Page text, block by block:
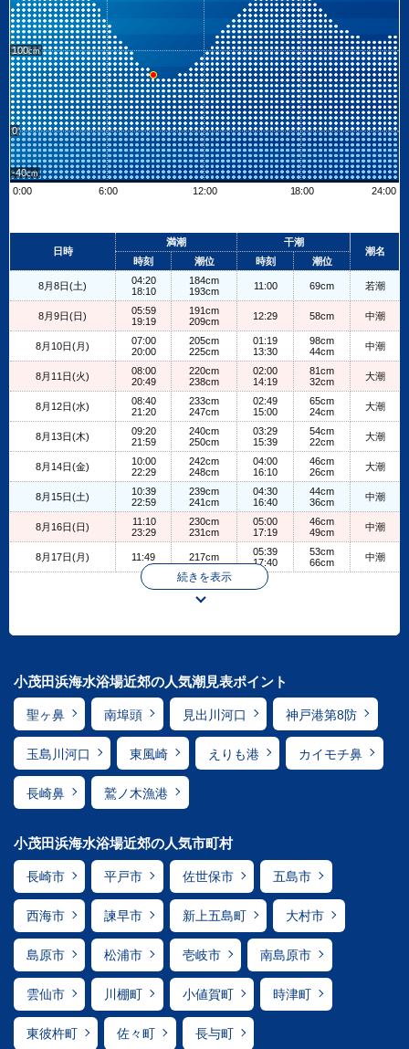
100
0
-40
0:00
6:00 12:00 18:00 24:00
+
日時
満潮
干潮
潮名
時刻
潮位 時刻 潮位
8月8日(土)
04:20
18:10
184cm
193cm
11:00 69cm 若潮
8月9日(日)
05:59
19:19
191cm
209cm
12:29 58cm 中潮
8月10日(月)
07:00
20:00
205cm
225cm
01:19
13:30
98cm
44cm
中潮
8月11日(火)
08:00
20:49
220cm
238cm
02:00
14:19
81cm
32cm
大潮
8月12日(水)
08:40
21:20
233cm
247cm
02:49
15:00
65cm
24cm
大潮
8月13日(木)
09:20
21:59
240cm
250cm
03:29
15:39
54cm
22cm
大潮
8月14日(金)
10:00
22:29
242cm
248cm
04:00
16:10
46cm
26cm
大潮
8月15日(土)
10:39
22:59
239cm
241cm
04:30
16:40
44cm
36cm
中潮
8月16日(日)
11:10
23:29
230cm
231cm
05:00
17:19
46cm
49cm
中潮
8月17日(月) 11:49 217cm
05:39
17:40
53cm
66cm
中潮
続きを表示
小茂田浜海水浴場近郊の人気潮見表ポイント
聖ヶ鼻 南埠頭 見出川河口 神戸港第8防
玉島川河口 東風崎 えりも港 カイモチ鼻
長崎鼻 鷲ノ木漁港
小茂田浜海水浴場近郊の人気市町村
長崎市 平戸市 佐世保市 五島市
西海市 諫早市 新上五島町 大村市
島原市 松浦市 壱岐市 南島原市
雲仙市 川棚町 小値賀町 時津町
東彼杵町 佐々町 長与町